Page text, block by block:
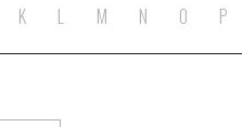
K L M N O P